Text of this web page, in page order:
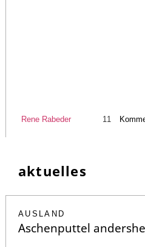
Rene Rabeder 11
aktuelles
AUSLAND
Aschenputtel